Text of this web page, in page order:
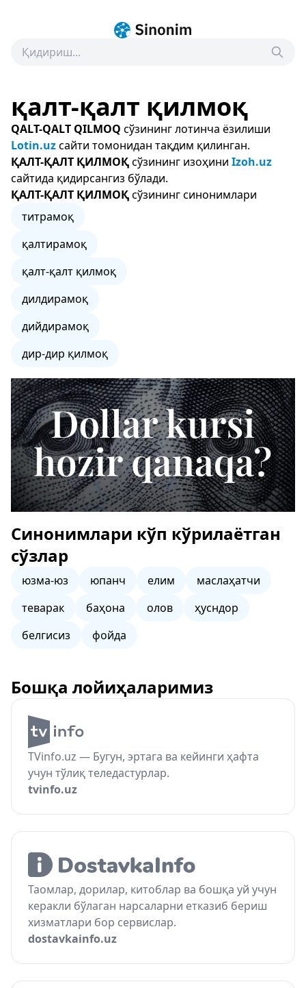
қалт-қалт қилмоқ
QALT-QALT QILMOQ сўзининг лотинча ёзилиши
Lotin.uzсайти томонидан тақдим қилинган.
ҚАЛТ-ҚАЛТ ҚИЛМОҚсўзининг изоҳини Izoh.uz
сайтида қидирсангиз бўлади.
ҚАЛТ-ҚАЛТ ҚИЛМОҚсўзининг синонимлари
титрамоқ
қалтирамоқ
қалт-қалт қилмоқ
дилдирамоқ
дийдирамоқ
дир-дир қилмоқ
Синонимлари кўп кўрилаётган
сўзлар
юзма-юз юпанч елим
маслаҳатчи
теварак
баҳона олов
ҳусндор
белгисиз
фойда
Бошқа лойиҳаларимиз
TVinfo.uz — Бугун, эртага ва кейинги ҳафта
учун тўлиқ теледастурлар.
tvinfo.uz
Таомлар, дорилар, китоблар ва бошқа уй учун
керакли бўлаган нарсаларни етказиб бериш
хизматлари бор сервислар.
dostavkainfo.uz